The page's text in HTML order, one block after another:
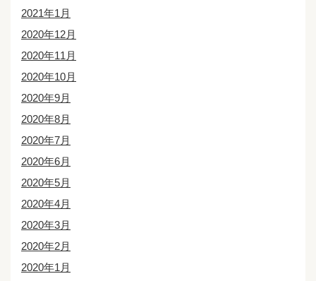
2021年1月
2020年12月
2020年11月
2020年10月
2020年9月
2020年8月
2020年7月
2020年6月
2020年5月
2020年4月
2020年3月
2020年2月
2020年1月